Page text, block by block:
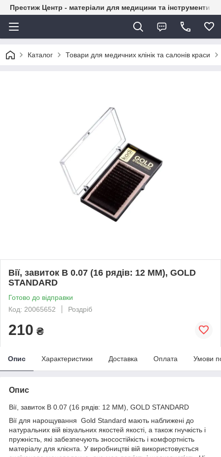
Престиж Центр - матеріали для медицини та інструменти
Каталог Товари для медичних клінік та салонів краси
Вії, завиток B 0.07 (16 рядів: 12 ММ), GOLD
STANDARD
Готово до відправки
Код: 20065652
Роздріб
210 ₴
Опис Характеристики Доставка Оплата Умови
Опис
Вії, завиток B 0.07 (16 рядів: 12 ММ), GOLD STANDARD
Вії для нарощування Gold Standard мають наближені до
натуральних вій візуальних якостей якості, а також гнучкість і
пружність, які забезпечують зносостійкість і комфортність
матеріалу для клієнта. У виробництві вій використовується